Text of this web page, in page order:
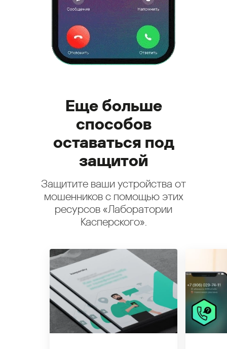
Еще больше
способов
оставаться под
защитой
Защитите ваши устройства от
мошенников с помощью этих
ресурсов «Лаборатории
Касперского».